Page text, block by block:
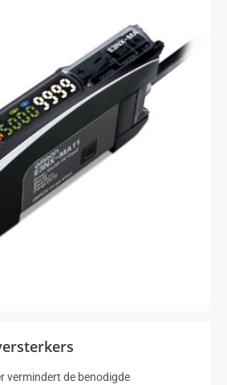
vermindert de benodigde